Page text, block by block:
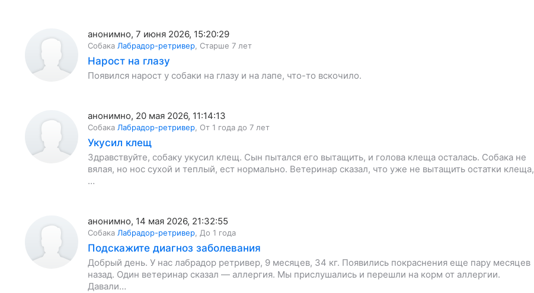
анонимно, 7 июня 2026, 15:20:29
Собака Лабрадор-ретривер Старше 7 лет
Нарост на глазу
Появился нарост у собаки на глазу и на лапе, что-то вскочило.
анонимно, 20 мая 2026, 11:14:13
Собака Лабрадор-ретривер От 1 года до 7 лет
Укусил клещ
Здравствуйте, собаку укусил клещ. Сын пытался его вытащить, и голова клеща осталась. Собака не
вялая, но нос сухой и теплый, ест нормально. Ветеринар сказал, что уже не вытащить остатки клеща,
…
анонимно, 14 мая 2026, 21:32:55
Собака Лабрадор-ретривер До 1 года
Подскажите диагноз заболевания
Добрый день. У нас лабрадор ретривер, 9 месяцев, 34 кг. Появились покраснения еще пару месяцев
назад. Один ветеринар сказал — аллергия. Мы прислушались и перешли на корм от аллергии.
Давали…